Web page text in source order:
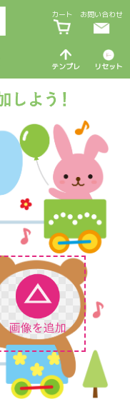
カート お問い合わせ
テンプレ リセット